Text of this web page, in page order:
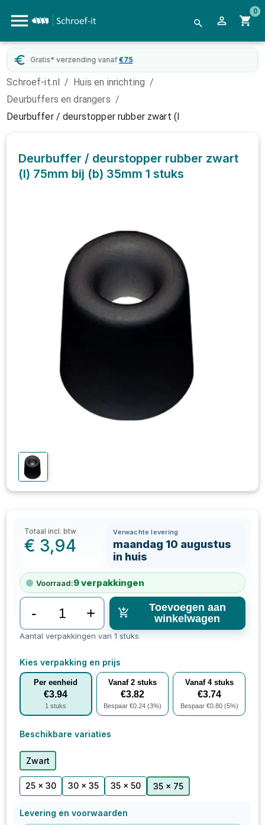
0
Gratis* verzending vanaf €75
Schroef-it.nl / Huis en inrichting /
Deurbuffers en drangers /
Deurbuffer / deurstopper rubber zwart (l
Deurbuffer / deurstopper rubber zwart
(l) 75mm bij (b) 35mm 1 stuks
Totaal incl. btw
€ 3,94
Verwachte levering
maandag 10 augustus
in huis
Voorraad:9verpakkingen
- +
Toevoegen aan
winkelwagen
Aantal verpakkingen van 1 stuks
Kies verpakking en prijs
Per eenheid
€3.94
1 stuks
Vanaf 2 stuks
€3.82
Bespaar €0.24 (3%)
Vanaf 4stuks
€3.74
Bespaar €0.80(5%)
Beschikbare variaties
Zwart
25 x 30 30 x 35 35 x 50 35 x 75
Levering en voorwaarden